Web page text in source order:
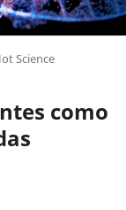
Science
como